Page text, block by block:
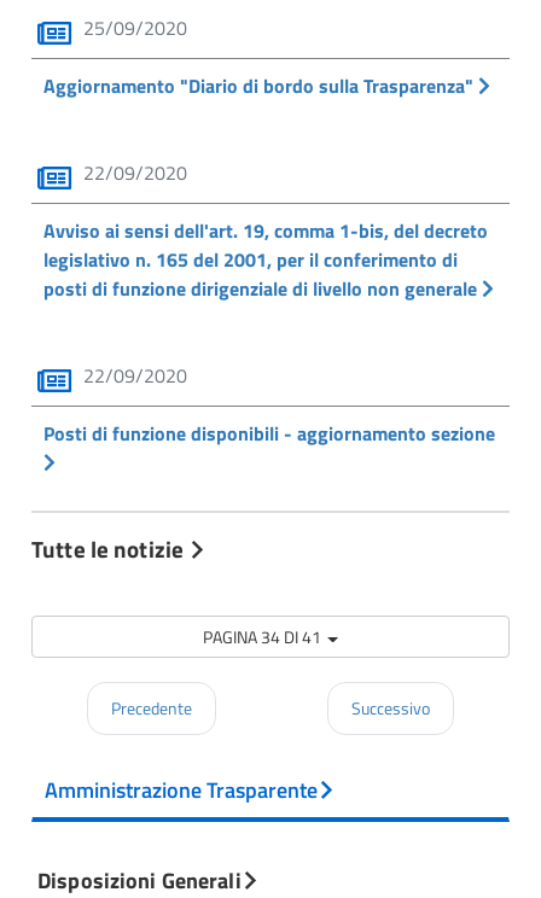
25/09/2020
Aggiornamento "Diario di bordo sulla Trasparenza"
22/09/2020
Avviso ai sensi dell'art. 19, comma 1-bis, del decreto
legislativo n. 165 del 2001, per il conferimento di
posti di funzione dirigenziale di livello non generale
22/09/2020
Posti di funzione disponibili - aggiornamento sezione
Tutte le notizie
PAGINA 34 DI 41
Precedente Successivo
Amministrazione Trasparente
Disposizioni Generali